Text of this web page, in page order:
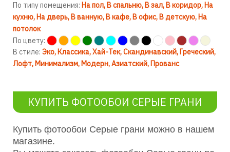
По типу помещения: На пол В спальню В зал В коридор На
кухню На дверь В ванную В кафе В офис В детскую На
потолок
По цвету:
В стиле: Эко Классика Хай-Тек Скандинавский Греческий
Лофт Минимализм Модерн Азиатский Прованс
КУПИТЬ ФОТООБОИ СЕРЫЕ ГРАНИ
Купить фотообои Серые грани можно в нашем
магазине.